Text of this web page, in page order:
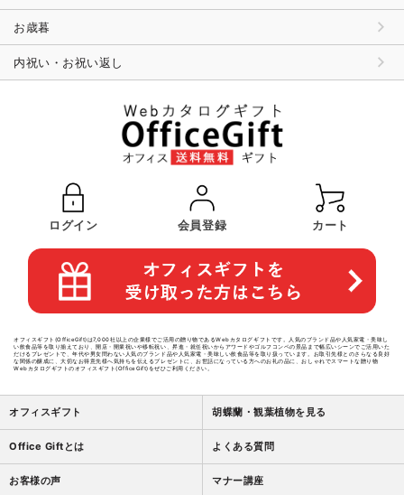
お歳暮
内祝い・お祝い返し
ログイン 会員登録 カート
オフィスギフト(OfficeGift)は7,000社以上の企業様でご活用の贈り物であるWebカタログギフトです。人気のブランド品や人気家電・美味し
い飲食品等を取り揃えており、開店・開業祝いや移転祝い、昇進・就任祝いからアワードやゴルフコンペの景品まで幅広いシーンでご活用いた
だけるプレゼントで、年代や男女問わない人気のブランド品や人気家電・美味しい飲食品等を取り扱っています。お取引先様とのさらなる良好
な関係の醸成に、大切なお得意先様へ気持ちを伝えるプレゼントに、お世話になっている方へのお礼の品に、おしゃれでスマートな贈り物
Webカタログギフトのオフィスギフト(OfficeGift)をぜひご利用ください。
オフィスギフト 胡蝶蘭・観葉植物を見る
Office Giftとは よくある質問
お客様の声 マナー講座